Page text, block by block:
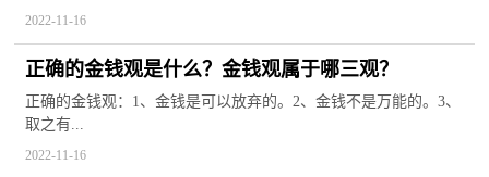
2022-11-16
正确的金钱观是什么？金钱观属于哪三观？
正确的金钱观：1、金钱是可以放弃的。2、金钱不是万能的。3、
取之有...
2022-11-16